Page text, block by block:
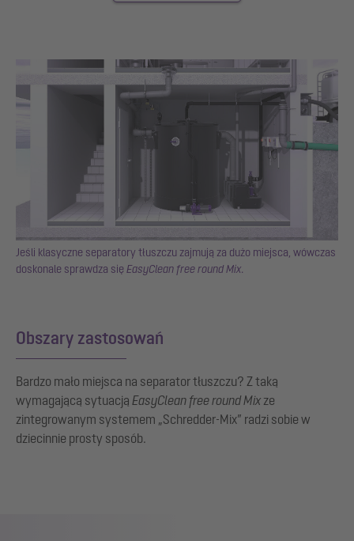
Jeśli klasyczne separatory tłuszczu zajmują za dużo miejsca, wówczas
doskonale sprawdza sięEasyClean free round Mix.
Obszary zastosowań
Bardzo mało miejsca na separator tłuszczu? Z taką
wymagającą sytuacją EasyClean free round Mix ze
zintegrowanym systemem „Schredder-Mix” radzi sobie w
dziecinnie prosty sposób.